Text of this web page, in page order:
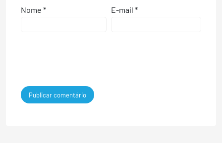
Nome * E-mail *